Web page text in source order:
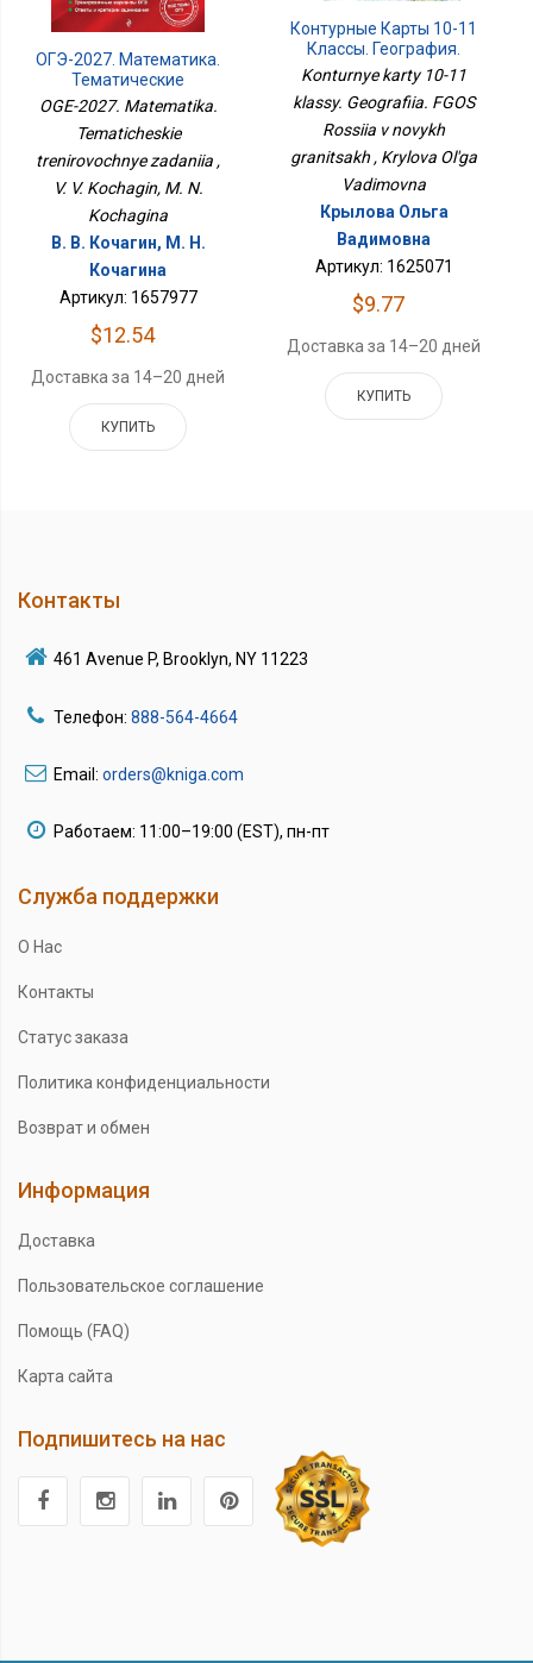
ОГЭ-2027. Математика.
Тематические
Тренировочные
OGE-2027. Matematika.
Tematicheskie
trenirovochnye zadaniia ,
V. V. Kochagin, M. N.
Kochagina
В. В. Кочагин, М. Н.
Кочагина
Артикул: 1657977
$12.54
Доставка за 14–20 дней
КУПИТЬ
Контурные Карты 10-11
Классы. География.
ФГОС Россия В Новых
Границах
Konturnye karty 10-11
klassy. Geografiia. FGOS
Rossiia v novykh
granitsakh , Krylova Ol'ga
Vadimovna
Крылова Ольга
Вадимовна
Артикул: 1625071
$9.77
Доставка за 14–20 дней
КУПИТЬ
Контакты
461 Avenue P, Brooklyn, NY 11223
Телефон: 888-564-4664
Email: orders@kniga.com
Работаем: 11:00–19:00 (EST), пн-пт
Служба поддержки
О Нас
Контакты
Статус заказа
Политика конфиденциальности
Возврат и обмен
Информация
Доставка
Пользовательское соглашение
Помощь (FAQ)
Карта сайта
Подпишитесь на нас